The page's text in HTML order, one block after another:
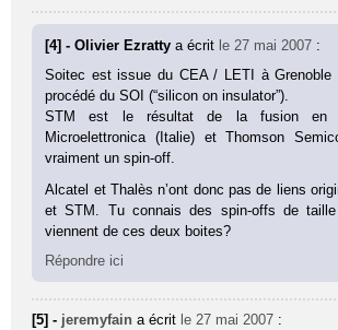
[4] - Olivier Ezrattya écrit le 27 mai 2007 :
Soitec est issue du CEA / LETI à Grenoble
procédé du SOI (“silicon on insulator”).
STM est le résultat de la fusion en
Microelettronica (Italie) et Thomson
vraiment un spin-off.
Alcatel et Thalès n’ont donc pas de liens
et STM. Tu connais des spin-offs de taille
viennent de ces deux boites?
Répondre ici
[5] - jeremyfain a écrit le 27 mai 2007 :